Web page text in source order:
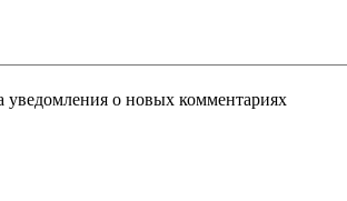
уведомления о новых комментариях